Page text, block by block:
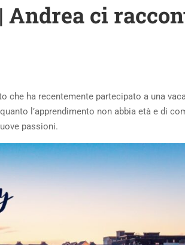
Andrea ci
che ha recentemente partecipato a una
l’apprendimento non abbia età e di
passioni.